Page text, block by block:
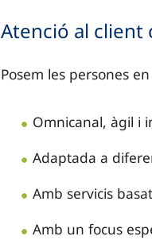
Atenció al client
Posem les persones
Omnicanal, àgil i
Adaptada a
Amb servicis
Amb un focus